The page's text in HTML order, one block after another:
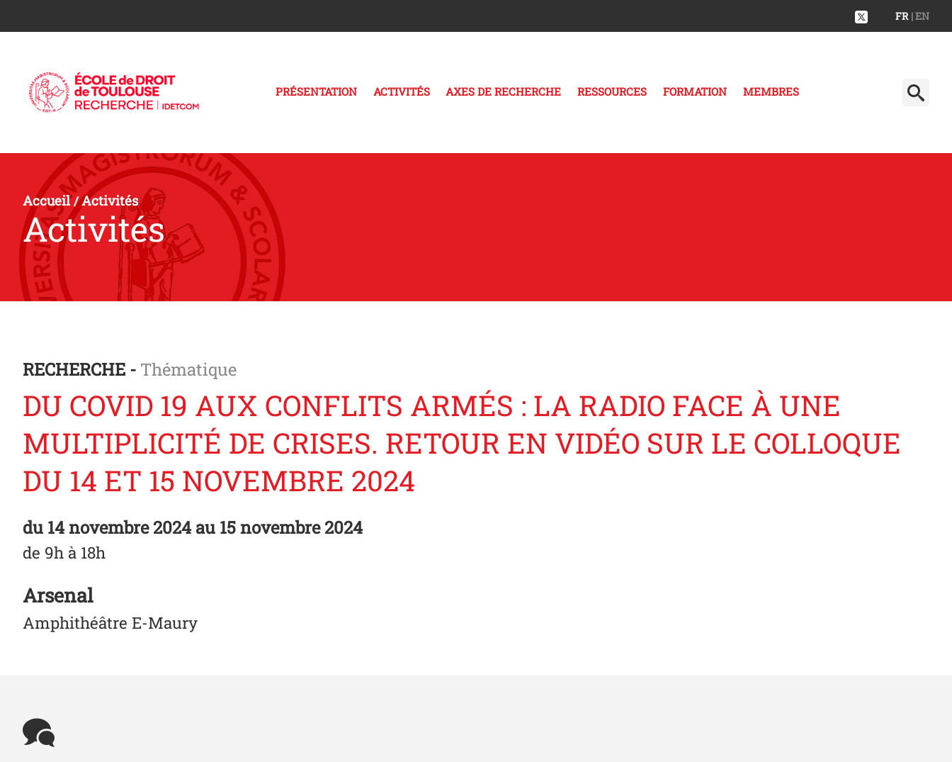
FR | EN
PRÉSENTATION ACTIVITÉS AXES DE RECHERCHE RESSOURCES FORMATION MEMBRES
Accueil/Activités
Activités
RECHERCHE - Thématique
DU COVID 19 AUX CONFLITS ARMÉS : LA RADIO FACE À UNE
MULTIPLICITÉ DE CRISES. RETOUR EN VIDÉO SUR LE COLLOQUE
DU 14 ET 15 NOVEMBRE 2024
du 14 novembre 2024 au 15 novembre 2024
de 9h à 18h
Arsenal
Amphithéâtre E-Maury